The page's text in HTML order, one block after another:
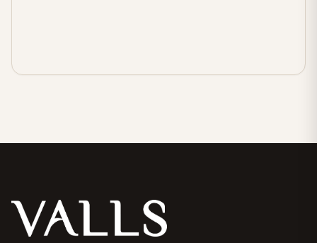
Valls® — site haritası ve iletişim